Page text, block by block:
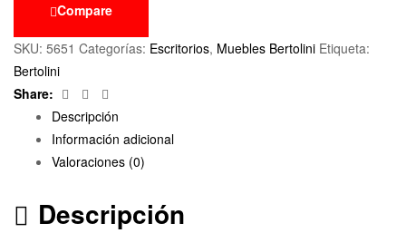
Compare
SKU: 5651 Categorías: Escritorios, Muebles Bertolini Etiqueta:
Bertolini
Share:
Facebook
Twitter
Descripción
Información adicional
Valoraciones (0)
Descripción